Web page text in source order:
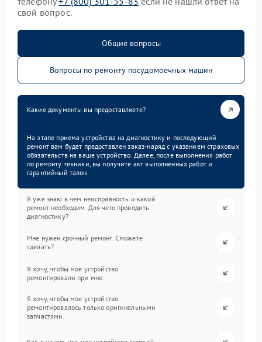
свой вопрос.
Общие вопросы
Вопросы по ремонту посудомоечных машин
Какие документы вы предоставляете?
На этапе приема устройства на диагностику и последующий
ремонт вам будет предоставлен заказ-наряд с указанием страховых
обязательств на ваше устройство. Далее, после выполнения работ
по ремонту техники, вы получите акт выполненных работ и
гарантийный талон.
Я уже знаю в чем неисправность и какой
ремонт необходим. Для чего проводить
диагностику?
Мне нужен срочный ремонт. Сможете
сделать?
Я хочу, чтобы мое устройство
ремонтировали при мне.
Я хочу, чтобы мое устройство
ремонтировалось только оригинальными
запчастями.